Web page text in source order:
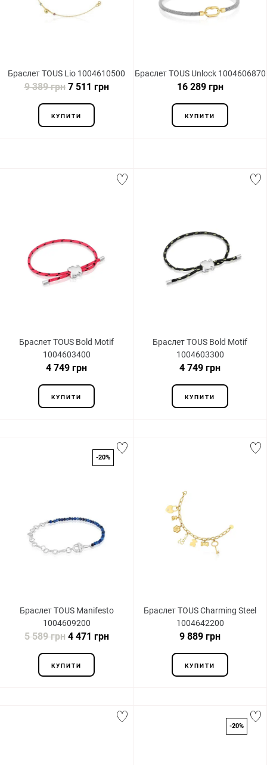
Браслет TOUS Lio 1004610500
9 389 грн7 511 грн
КУПИТИ
Браслет TOUS Unlock 1004606870
16 289 грн
КУПИТИ
Браслет TOUS Bold Motif
1004603400
4 749 грн
КУПИТИ
Браслет TOUS Bold Motif
1004603300
4 749 грн
КУПИТИ
-20%
Браслет TOUS Manifesto
1004609200
5 589 грн4 471 грн
КУПИТИ
Браслет TOUS Charming Steel
1004642200
9 889 грн
КУПИТИ
-20%